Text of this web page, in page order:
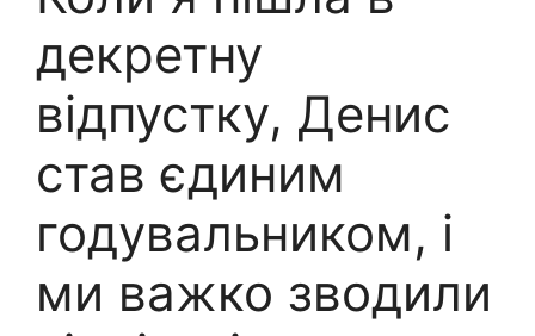
декретну
відпустку, Денис
став єдиним
годувальником, і
ми важко зводили